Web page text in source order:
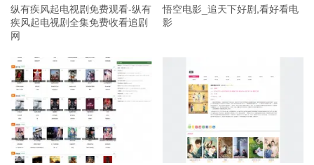
纵有疾风起电视剧免费观看-纵有
疾风起电视剧全集免费收看追剧
网
悟空电影_追天下好剧,看好看电
影